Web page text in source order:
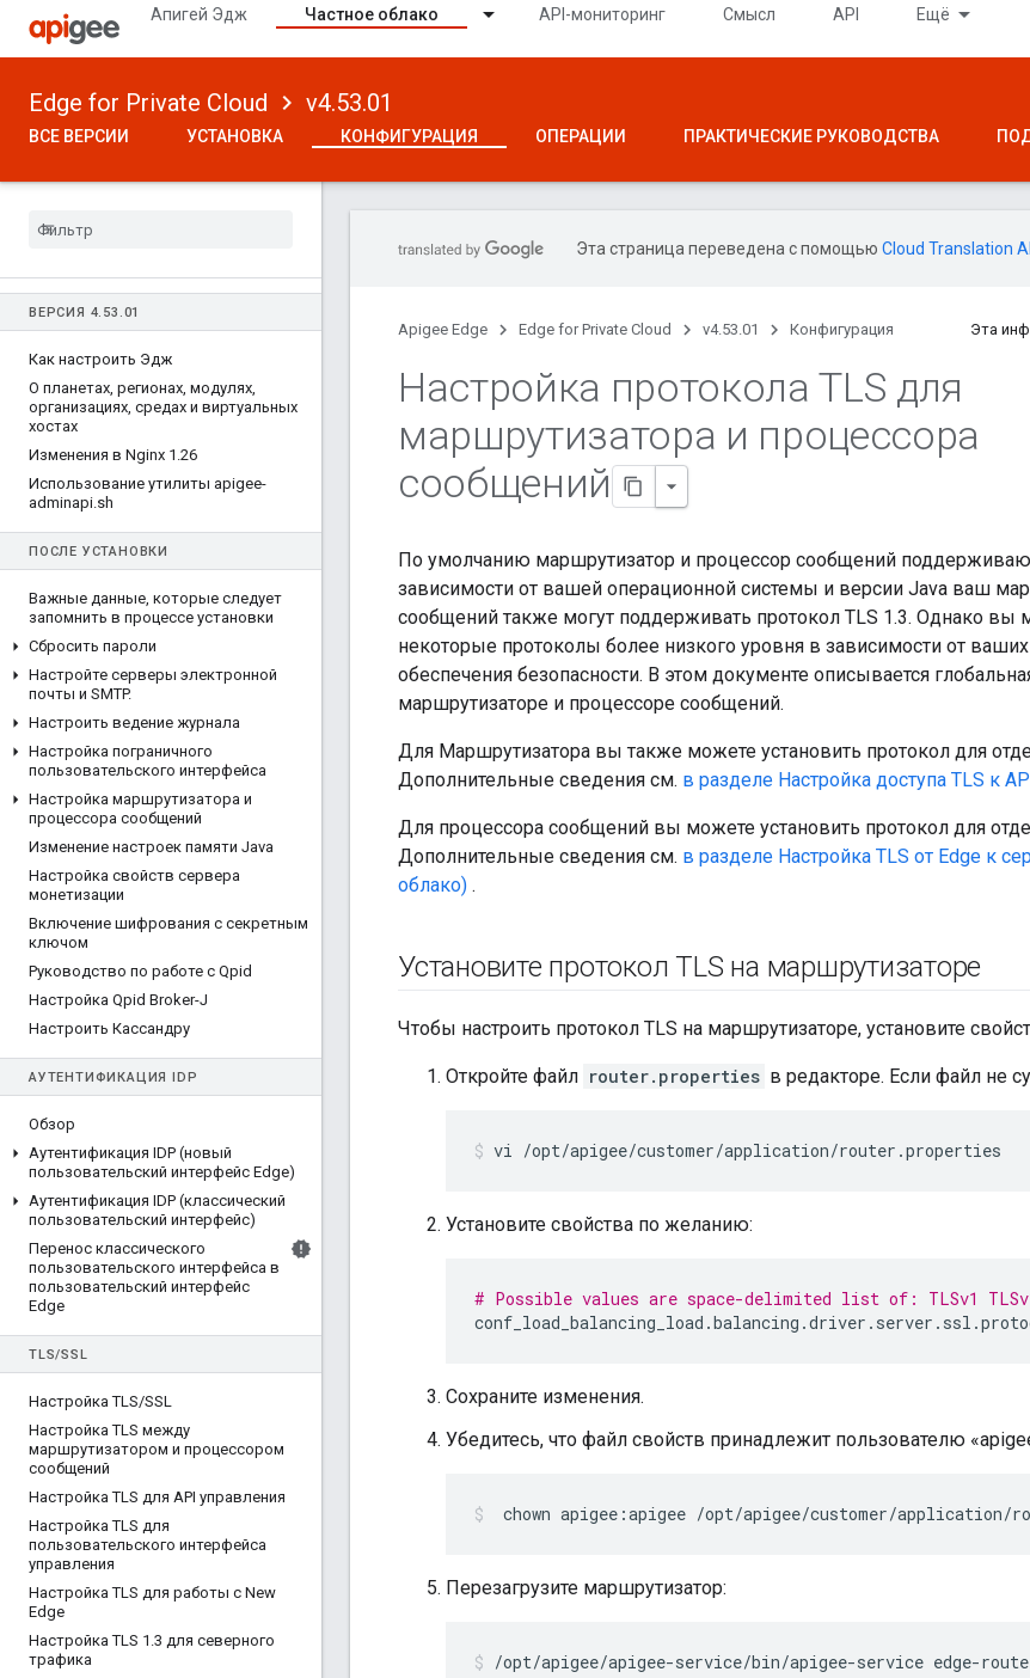
Апигей Эдж Частное облако API-мониторинг Смысл API Ещё
Edge for Private Cloud v4.53.01
ВСЕ ВЕРСИИ УСТАНОВКА КОНФИГУРАЦИЯ ОПЕРАЦИИ ПРАКТИЧЕСКИЕ РУКОВОДСТВА
ВЕРСИЯ 4. 53 .01
Как настроить Эдж
О планетах, регионах, модулях,
организациях, средах и виртуальных
хостах
Изменения в Nginx 1 .26
Использование утилиты apigee-
adminapi.sh
ПОСЛЕ УСТАНОВКИ
Важные данные, которые следует
запомнить в процессе установки
Сбросить пароли
Настройте серверы электронной
почты и SMTP.
Настроить ведение журнала
Настройка пограничного
пользовательского интерфейса
Настройка маршрутизатора и
процессора сообщений
Изменение настроек памяти Java
Настройка свойств сервера
монетизации
Включение шифрования с секретным
ключом
Руководство по работе с Qpid
Настройка Qpid Broker-J
Настроить Кассандру
АУТЕНТИФИКАЦИЯ IDP
Обзор
Аутентификация IDP (новый
пользовательский интерфейс Edge)
Аутентификация IDP (классический
пользовательский интерфейс)
Перенос классического
пользовательского интерфейса в
пользовательский интерфейс
Edge
TLS/SSL
Настройка TLS/SSL
Настройка TLS между
маршрутизатором и процессором
сообщений
Настройка TLS для API управления
Настройка TLS для
пользовательского интерфейса
управления
Настройка TLS для работы с New
Edge
Настройка TLS 1 .3 для северного
трафика
Эта страница переведена с помощью Cloud Translation
Apigee Edge Edge for Private Cloud v4.53.01 Конфигурация Эта
Настройка протокола TLS для
маршрутизатора и процессора
сообщений
По умолчанию маршрутизатор и процессор сообщений
зависимости от вашей операционной системы и версии Java ваш
сообщений также могут поддерживать протокол TLS 1.3. Однако вы
некоторые протоколы более низкого уровня в зависимости от
обеспечения безопасности. В этом документе описывается
маршрутизаторе и процессоре сообщений.
Для Маршрутизатора вы также можете установить протокол для
Дополнительные сведения см. в разделе Настройка доступа TLS к
Для процессора сообщений вы можете установить протокол для
Дополнительные сведения см. в разделе Настройка TLS от Edge к
облако) .
Установите протокол TLS на маршрутизаторе
Чтобы настроить протокол TLS на маршрутизаторе, установите
Откройте файл router.properties в редакторе. Если файл не
vi /opt/apigee/customer/application/router.properties
Установите свойства по желанию:
# Possible values are space-delimited list of: TLSv1
conf_load_balancing_load .balancing .driver . server . ssl .
Сохраните изменения.
Убедитесь, что файл свойств принадлежит пользователю
chown apigee:apigee /opt/apigee/customer/application/
Перезагрузите маршрутизатор:
/opt/apigee/apigee-service/bin/apigee-service edge-